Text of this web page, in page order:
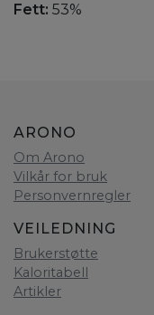
Fett: 53%
ARONO
Om Arono
Vilkår for bruk
Personvernregler
VEILEDNING
Brukerstøtte
Kaloritabell
Artikler